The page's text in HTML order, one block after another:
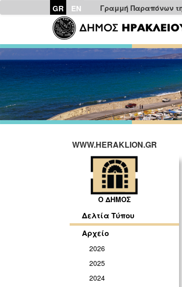
GR EN Γραμμή Παραπόνων
WWW.HERAKLION.GR
Ο ΔΗΜΟΣ
Δελτία Τύπου
Αρχείο
2026
2025
2024